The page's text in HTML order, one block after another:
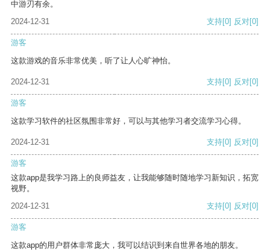
中游刃有余。
2024-12-31
支持[0] 反对[0]
游客
这款游戏的音乐非常优美，听了让人心旷神怡。
2024-12-31 支持[0] 反对[0]
游客
这款学习软件的社区氛围非常好，可以与其他学习者交流学习心得。
2024-12-31 支持[0] 反对[0]
游客
这款app是我学习路上的良师益友，让我能够随时随地学习新知识，拓宽
视野。
2024-12-31
支持[0] 反对[0]
游客
这款app的用户群体非常庞大，我可以结识到来自世界各地的朋友。